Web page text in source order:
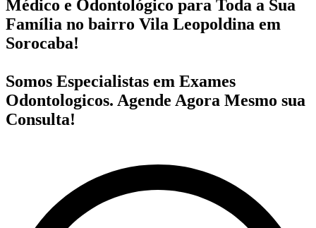
Médico e Odontológico para Toda a Sua
Família no bairro Vila Leopoldina em
Sorocaba!
Somos Especialistas em Exames
Odontologicos. Agende Agora Mesmo sua
Consulta!